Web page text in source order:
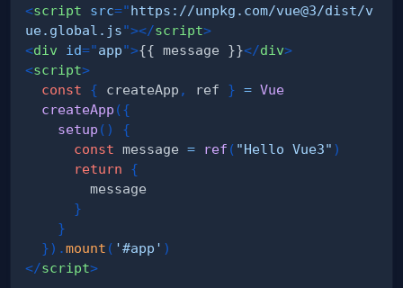
<script src="https://unpkg.com/vue@3/dist/v
ue.global.js"></script>
<div id="app">{{ message }}</div>
<script>
const
{ createApp , ref } = Vue
createApp ({
setup ( )
{
const message = ref ( "Hello Vue3" )
return
{
}
}
}) .mount ( '#app' )
</script>